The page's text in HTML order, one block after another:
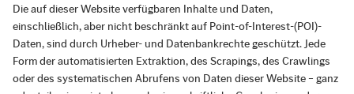
Die auf dieser Website verfügbaren Inhalte und Daten,
einschließlich, aber nicht beschränkt auf Point-of-Interest-(POI)-
Daten, sind durch Urheber- und Datenbankrechte geschützt. Jede
Form der automatisierten Extraktion, des Scrapings, des Crawlings
oder des systematischen Abrufens von Daten dieser Website – ganz